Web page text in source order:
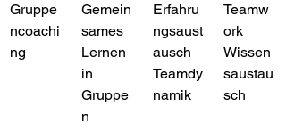
Gruppe
ncoachi
ng
Gemein
sames
Lernen
in
Gruppe
n
Erfahru
ngsaust
ausch
Teamdy
namik
Teamw
ork
Wissen
saustau
sch